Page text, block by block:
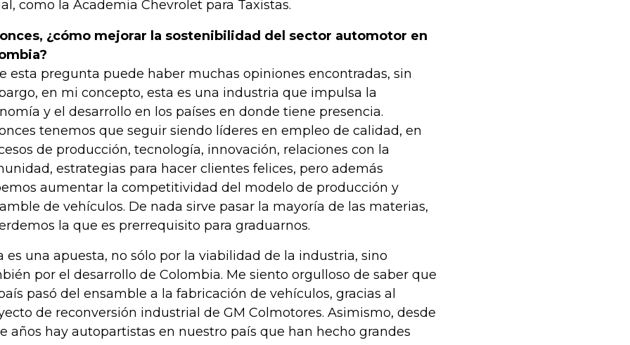
como la Academia Chevrolet para Taxistas.
¿cómo mejorar la sostenibilidad del sector automotor en
esta pregunta puede haber muchas opiniones encontradas, sin
en mi concepto, esta es una industria que impulsa la
y el desarrollo en los países en donde tiene presencia.
tenemos que seguir siendo líderes en empleo de calidad, en
de producción, tecnología, innovación, relaciones con la
estrategias para hacer clientes felices, pero además
aumentar la competitividad del modelo de producción y
de vehículos. De nada sirve pasar la mayoría de las materias,
la que es prerrequisito para graduarnos.
es una apuesta, no sólo por la viabilidad de la industria, sino
por el desarrollo de Colombia. Me siento orgulloso de saber que
pasó del ensamble a la fabricación de vehículos, gracias al
de reconversión industrial de GM Colmotores. Asimismo, desde
años hay autopartistas en nuestro país que han hecho grandes